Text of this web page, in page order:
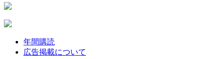
年間購読
広告掲載について